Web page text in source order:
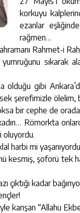
korkuyu
ezanlar
rağmen…
Rahmet-i
sıkarak
olduğu gibi
şerefimizle
bir cephe de
Römorkta
oluyordu.
harbi mi
kesmiş, şoförü tek
çıktığı kadar
karışan “Allahu